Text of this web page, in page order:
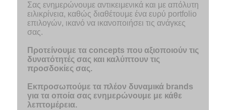
Σας ενημερώνουμε αντικειμενικά και με απόλυτη
ειλικρίνεια, καθώς διαθέτουμε ένα ευρύ portfolio
επιλογών, ικανό να ικανοποιήσει τις ανάγκες
σας.
Προτείνουμε τα concepts που αξιοποιούν τις
δυνατότητές σας και καλύπτουν τις
προσδοκίες σας.
Εκπροσωπούμε τα πλέον δυναμικά brands
για τα οποία σας ενημερώνουμε με κάθε
λεπτομέρεια.